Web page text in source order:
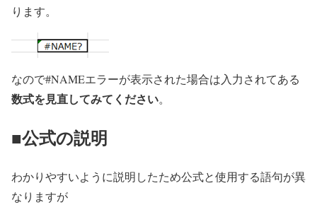
ります。
なので#NAMEエラーが表示された場合は入力されてある
数式を見直してみてください。
■公式の説明
わかりやすいように説明したため公式と使用する語句が異
なりますが